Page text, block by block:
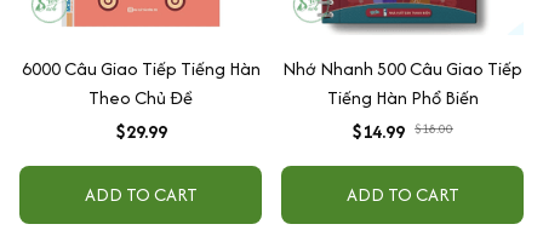
6000 Câu Giao Tiếp Tiếng Hàn
Theo Chủ Đề
$29.99
ADD TO CART
Nhớ Nhanh 500 Câu Giao Tiếp
Tiếng Hàn Phổ Biến
$14.99 $18.00
ADD TO CART